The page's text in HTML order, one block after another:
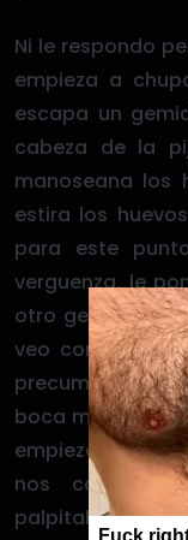
Ni le respondo
empieza a
escapa un
cabeza de la
manoseana los
estira los
para este
verguenza, le
otro gemido
veo como
precum y veo
boca mientras
empieza a
nos
palpitaba en el
Fuck